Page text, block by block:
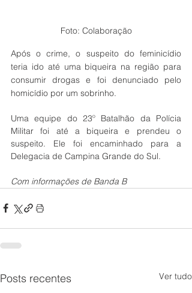
Foto: Colaboração
Após o crime, o suspeito do feminicídio
teria ido até uma biqueira na região para
consumir drogas e foi denunciado pelo
homicídio por um sobrinho.
Uma equipe do 23º Batalhão da Polícia
Militar foi até a biqueira e prendeu o
suspeito. Ele foi encaminhado para a
Delegacia de Campina Grande do Sul.
Com informações de Banda B
Posts recentes Ver tudo